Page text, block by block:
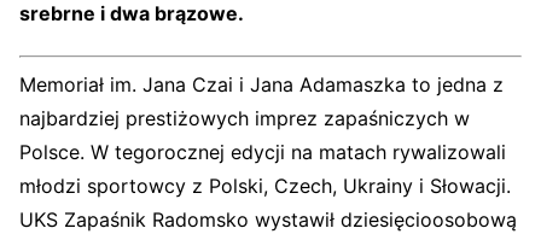
srebrne i dwa brązowe.
Memoriał im. Jana Czai i Jana Adamaszka to jedna z
najbardziej prestiżowych imprez zapaśniczych w
Polsce. W tegorocznej edycji na matach rywalizowali
młodzi sportowcy z Polski, Czech, Ukrainy i Słowacji.
UKS Zapaśnik Radomsko wystawił dziesięcioosobową